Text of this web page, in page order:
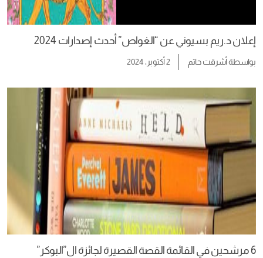
إعلان د.ريم بسيوني عن “الغواص” أحدث إصدارات 2024
بواسطةأشرقت حاتم 2 أكتوبر، 2024
6 مرشحين في القائمة القصة القصيرة لجائزة ال”البوكر”